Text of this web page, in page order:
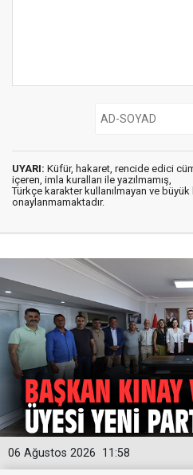
UYARI: Küfür, hakaret, rencide edici
içeren, imla kuralları ile yazılmamış,
Türkçe karakter kullanılmayan ve büyük
onaylanmamaktadır.
11:58
06 Ağustos 2026